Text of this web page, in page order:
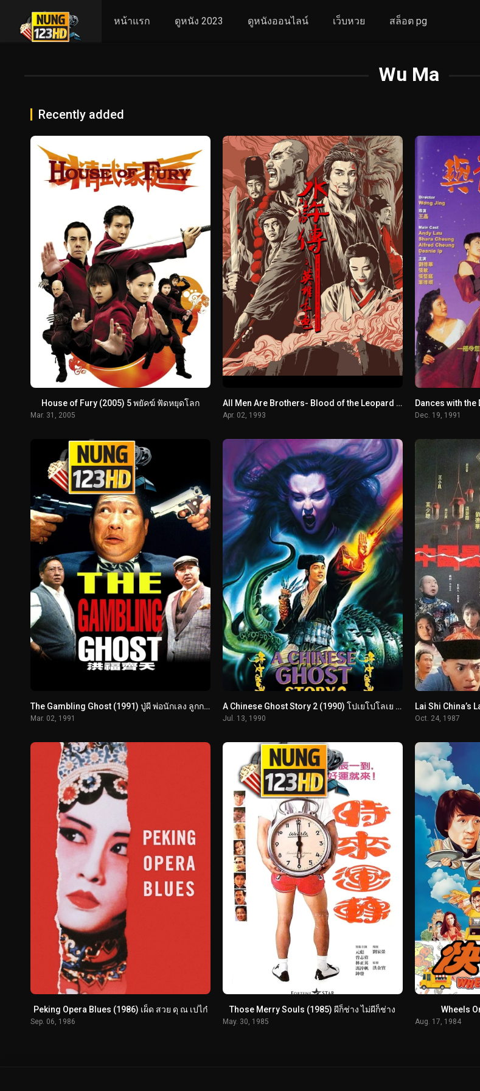
หน้าแรก ดูหนัง 2023 ดูหนังออนไลน์ เว็บหวย สล็อต pg
Wu Ma
Recently added
House of Fury (2005) 5 พยัคฆ์ ฟัดหยุดโลก
Mar. 31, 2005
All Men Are Brothers- Blood of the Leopard (1993) ผู้ยิ่งใหญ่แห่งเขาเหลียงซาน ตอนขุนทวนหลินชง
Apr. 02, 1993 Dec. 19, 1991
The Gambling Ghost (1991) ปู่ผี พ่อนักเลง ลูกกลิ้ง
Mar. 02, 1991
A Chinese Ghost Story 2 (1990) โปเยโปโลเย ภาค 2
Jul. 13, 1990 Oct. 24, 1987
Peking Opera Blues (1986) เผ็ด สวย ดุ ณ เปไก๋
Sep. 06, 1986
Those Merry Souls (1985) ผีก็ช่าง ไม่ผีก็ช่าง
May. 30, 1985
Wheels
Aug. 17, 1984